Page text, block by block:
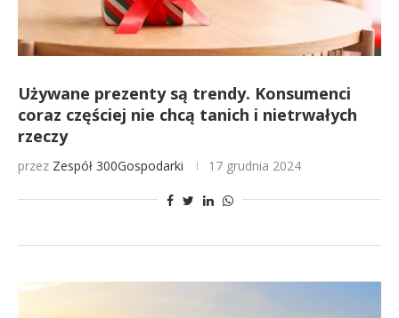
Używane prezenty są trendy. Konsumenci
coraz częściej nie chcą tanich i nietrwałych
rzeczy
przez Zespół 300Gospodarki 17 grudnia 2024